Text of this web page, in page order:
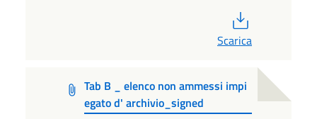
Scarica
Tab B _ elenco non ammessi impi
egato d' archivio_signed